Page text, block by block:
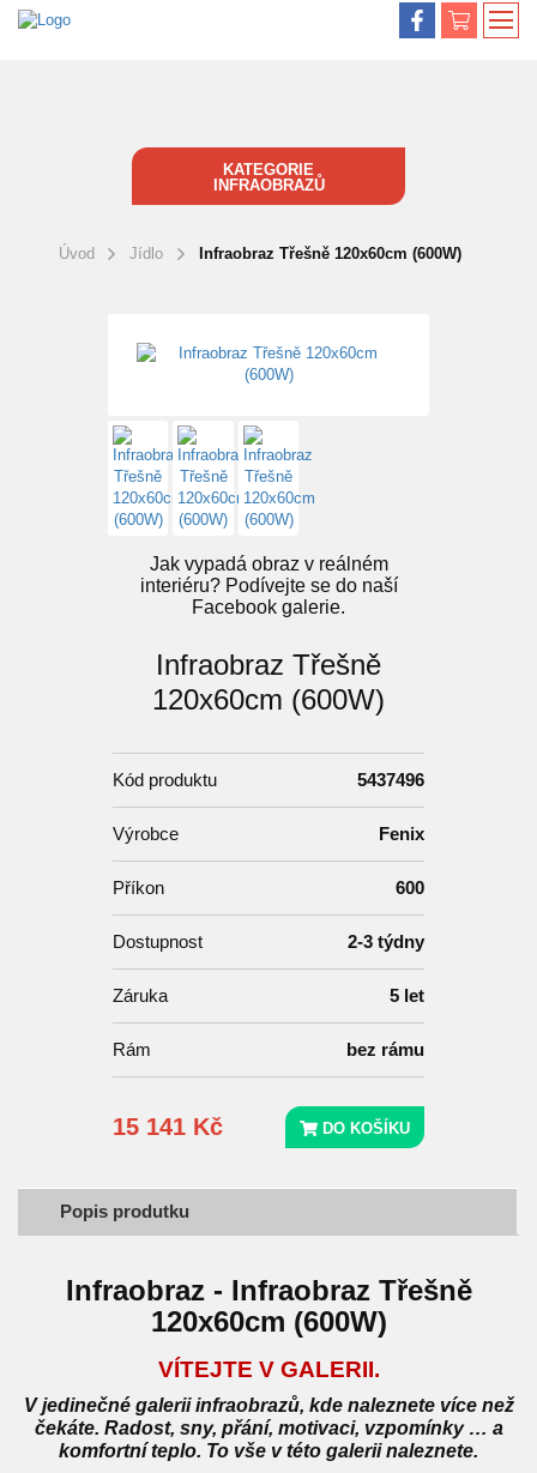
KATEGORIE
INFRAOBRAZŮ
Úvod Jídlo Infraobraz Třešně 120x60cm (600W)
Jak vypadá obraz v reálném
interiéru? Podívejte se do naší
Facebook galerie.
Infraobraz Třešně
120x60cm (600W)
Kód produktu 5437496
Výrobce Fenix
Příkon 600
Dostupnost 2-3 týdny
Záruka 5 let
Rám bez rámu
15 141 Kč DO KOŠÍKU
Popis produtku
Infraobraz - Infraobraz Třešně
120x60cm (600W)
VÍTEJTE V GALERII.
V jedinečné galerii infraobrazů, kde naleznete více než
čekáte. Radost, sny, přání, motivaci, vzpomínky … a
komfortní teplo. To vše v této galerii naleznete.